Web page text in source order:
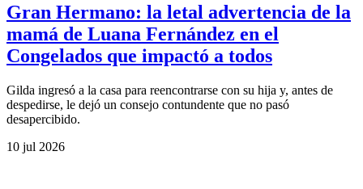
Gran Hermano: la letal advertencia de la
mamá de Luana Fernández en el
Congelados que impactó a todos
Gilda ingresó a la casa para reencontrarse con su hija y, antes de
despedirse, le dejó un consejo contundente que no pasó
desapercibido.
10 jul 2026